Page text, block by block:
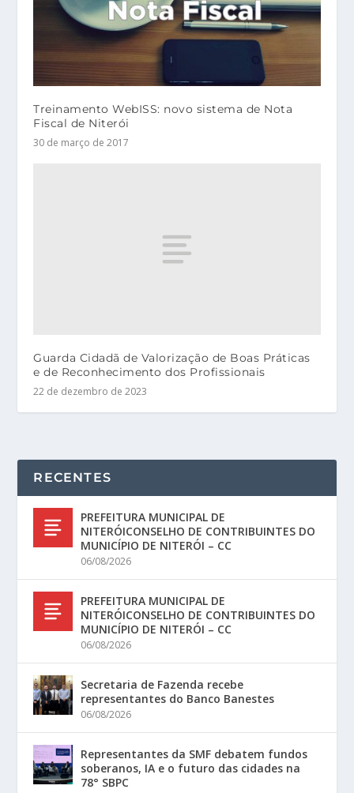
Treinamento WebISS: novo sistema de Nota
Fiscal de Niterói
30 de março de 2017
Guarda Cidadã de Valorização de Boas Práticas
e de Reconhecimento dos Profissionais
22 de dezembro de 2023
RECENTES
PREFEITURA MUNICIPAL DE
NITERÓICONSELHO DE CONTRIBUINTES DO
MUNICÍPIO DE NITERÓI – CC
06/08/2026
PREFEITURA MUNICIPAL DE
NITERÓICONSELHO DE CONTRIBUINTES DO
MUNICÍPIO DE NITERÓI – CC
06/08/2026
Secretaria de Fazenda recebe
representantes do Banco Banestes
06/08/2026
Representantes da SMF debatem fundos
soberanos, IA e o futuro das cidades na
78° SBPC